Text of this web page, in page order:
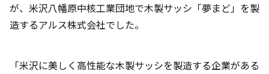
が、米沢八幡原中核工業団地で木製サッシ「夢まど」を製
造するアルス株式会社でした。
「米沢に美しく高性能な木製サッシを製造する企業がある